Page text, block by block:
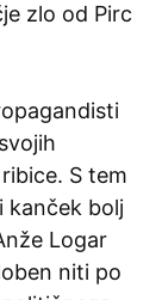
zlo od Pirc
S tem
kanček bolj
Logar
niti po